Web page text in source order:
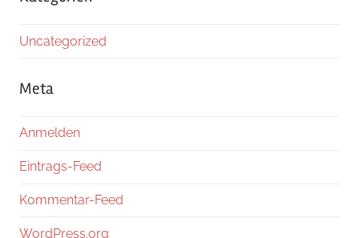
Uncategorized
Meta
Anmelden
Eintrags-Feed
Kommentar-Feed
WordPress.org